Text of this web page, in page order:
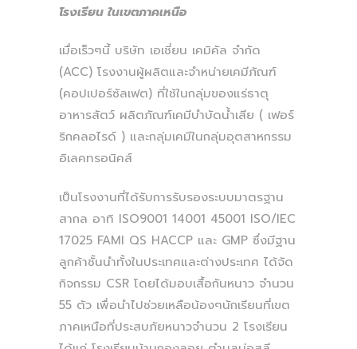
โรงเรียน ในเขตภาคเหนือ
เมื่อเร็วๆนี้ บริษัท เอเชี่ยน เคมิคัล จำกัด
(ACC) โรงงานผู้ผลิตและจำหน่ายเคมีภัณฑ์
(คอปเปอร์ซัลเฟต) ที่ใช้ในกลุ่มของแร่ธาตุ
อาหารสัตว์ ผลิตภัณฑ์เคมีบำบัดน้ำเสีย ( เฟอร์
ริกคลอไรด์ ) และกลุ่มเคมีในกลุ่มอุตสาหกรรม
อิเลคทรอนิคส์
เป็นโรงงานที่ได้รับการรับรองระบบมาตรฐาน
สากล อาทิ ISO9001 14001 45001 ISO/IEC
17025 FAMI QS HACCP และ GMP ซึ่งมีฐาน
ลูกค้าชั้นนำทั้งในประเทศและต่างประเทศ ได้จัด
กิจกรรม CSR โดยได้มอบเสื้อกันหนาว จำนวน
55 ตัว เพื่อนำไปช่วยเหลือน้องๆนักเรียนที่เขต
ภาคเหนือที่ประสบภัยหนาวจำนวน 2 โรงเรียน